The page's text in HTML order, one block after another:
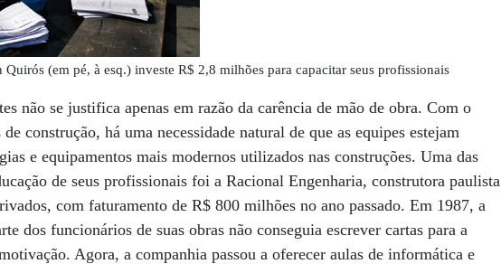
Quirós (em pé, à esq.) investe R$ 2,8 milhões para capacitar seus profissionais
não se justifica apenas em razão da carência de mão de obra. Com o
construção, há uma necessidade natural de que as equipes estejam
e equipamentos mais modernos utilizados nas construções. Uma das
de seus profissionais foi a Racional Engenharia, construtora paulista
com faturamento de R$ 800 milhões no ano passado. Em 1987, a
dos funcionários de suas obras não conseguia escrever cartas para a
Agora, a companhia passou a oferecer aulas de informática e